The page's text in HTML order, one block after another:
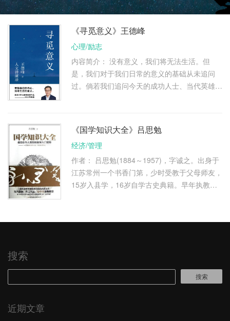
《寻觅意义》王德峰
心理/励志
内容简介： 没有意义，我们将无法生活。但
是，我们对于我们日常的意义的基础从未追问
过。倘若我们追问今天的成功人士、当代英雄，
《国学知识大全》吕思勉
经济/管理
作者： 吕思勉(1884～1957)，字诚之。出身于
江苏常州一个书香门第，少时受教于父母师友，
15岁入县学，16岁自学古史典籍。早年执教于
搜索
搜索
近期文章